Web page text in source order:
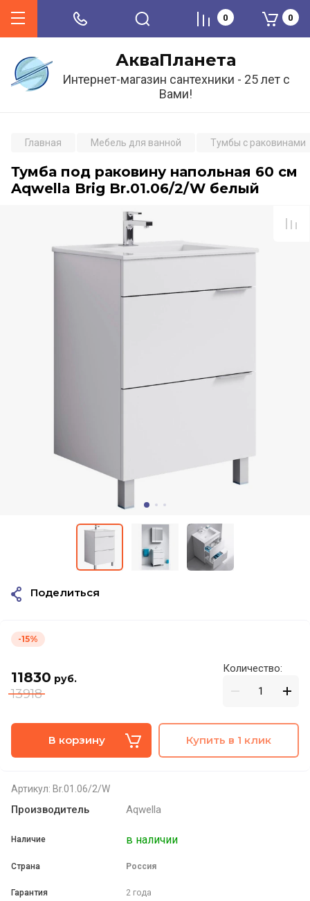
АкваПланета
Интернет-магазин сантехники - 25 лет с
Вами!
0 0
Главная Мебель для ванной Тумбы с раковинами
Тумба под раковину напольная 60 см
Aqwella Brig Br.01.06/2/W белый
-15%
11830 руб.
13918
Количество:
В корзину Купить в 1 клик
Артикул: Br.01.06/2/W
Производитель Aqwella
Наличие в наличии
Страна Россия
Гарантия 2 года
Поделиться